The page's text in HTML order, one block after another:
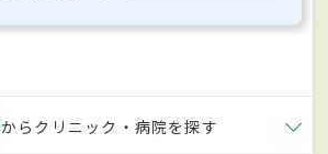
からクリニック・病院を探す